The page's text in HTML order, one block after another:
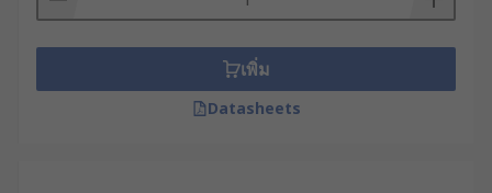
เพิ่ม
Datasheets